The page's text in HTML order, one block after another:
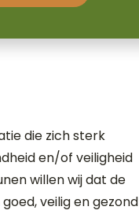
die zich sterk
en/of veiligheid
willen wij dat de
veilig en gezond